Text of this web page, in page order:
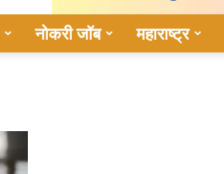
नोकरी जॉब महाराष्ट्र